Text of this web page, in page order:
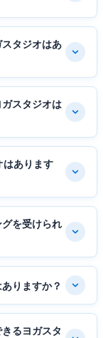
タジオはあ
スタジオは
はあります
を受けられ
りますか？
るヨガスタ